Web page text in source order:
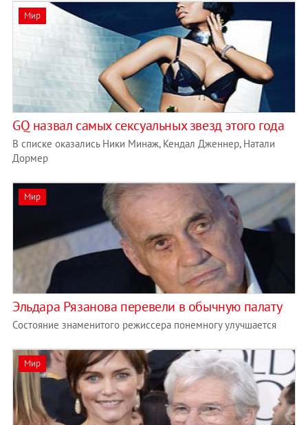
Мир
GQ назвал самых сексуальных звезд этого года
В списке оказались Ники Минаж, Кендал Дженнер, Натали
Дормер
Мир
Эльдара Рязанова перевели в обычную палату
Состояние знаменитого режиссера понемногу улучшается
Мир